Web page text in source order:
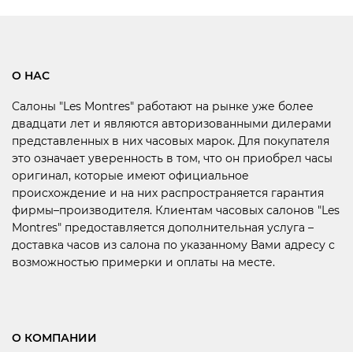
О НАС
Салоны "Les Montres" работают на рынке уже более
двадцати лет и являются авторизованными дилерами
представленных в них часовых марок. Для покупателя
это означает уверенность в том, что он приобрел часы
оригинал, которые имеют официальное
происхождение и на них распространяется гарантия
фирмы–производителя. Клиентам часовых салонов "Les
Montres" предоставляется дополнительная услуга –
доставка часов из салона по указанному Вами адресу с
возможностью примерки и оплаты на месте.
О КОМПАНИИ